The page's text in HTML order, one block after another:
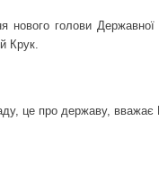
голови
Крук.
це про державу,